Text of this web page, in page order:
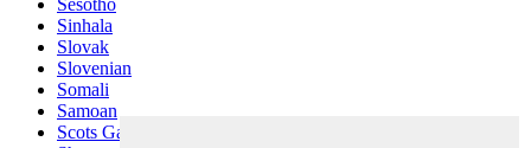
Sesotho
Sinhala
Slovak
Slovenian
Somali
Samoan
Scots Gaelic